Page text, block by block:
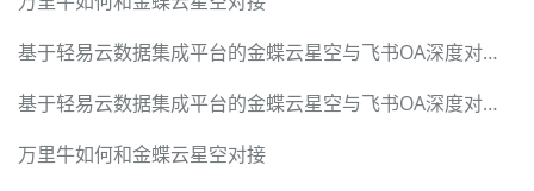
基于轻易云数据集成平台的金蝶云星空与飞书OA深度对接技术实战手册
基于轻易云数据集成平台的金蝶云星空与飞书OA深度对接技术实战手册
万里牛如何和金蝶云星空对接